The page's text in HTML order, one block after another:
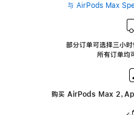
与 AirPods Max
部分订单可选择三小时
所有订单均
购买 AirPods Max 2，